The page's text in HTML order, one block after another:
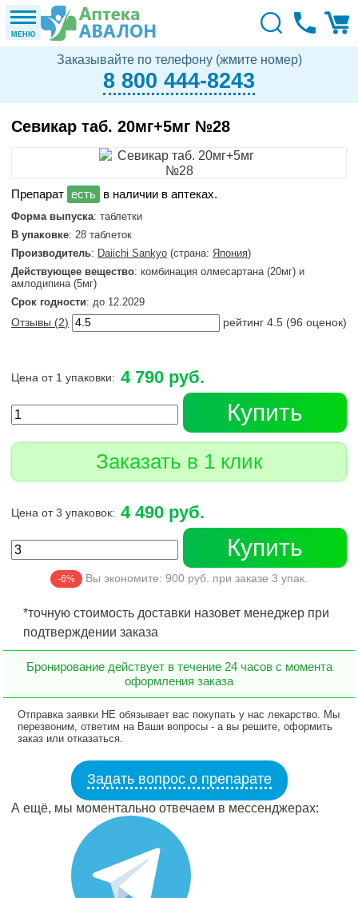
МЕНЮ
Заказывайте по телефону (жмите номер)
8 800 444-8243
Севикар таб. 20мг+5мг №28
в наличии в аптеках.
Форма выпуска: таблетки
В упаковке: 28 таблеток
Производитель: Daiichi Sankyo (страна: Япония)
Действующее вещество: комбинация олмесартана (20мг) и
амлодипина (5мг)
Срок годности: до 12.2029
Отзывы (2) рейтинг 4.5 (96 оценок)
Цена от 1 упаковки: 4 790 руб.
Купить
Заказать в 1 клик
Цена от 3 упаковок: 4 490 руб.
Купить
-6% Вы экономите: 900 руб. при заказе 3 упак.
*точную стоимость доставки назовет менеджер при
подтверждении заказа
Бронирование действует в течение 24 часов с момента
оформления заказа
Отправка заявки НЕ обязывает вас покупать у нас лекарство. Мы
перезвоним, ответим на Ваши вопросы - а вы решите, оформить
заказ или отказаться.
Задать вопрос о препарате
А ещё, мы моментально отвечаем в мессенджерах: